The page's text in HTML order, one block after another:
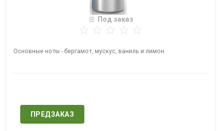
Под заказ
Основные ноты - бергамот, мускус, ваниль и лимон.
ПРЕДЗАКАЗ